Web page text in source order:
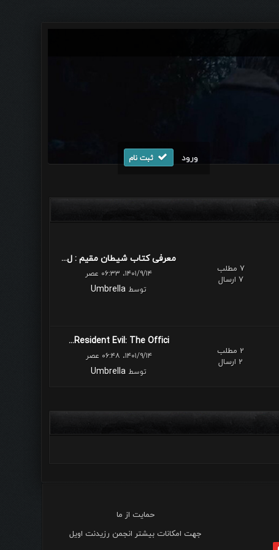
ورود ثبت نام
7 مطلب
7 ارسال
معرفی کتاب شیطان مقیم : ل...
۱۴۰۱/۹/۱۴، ۰۶:۳۳ عصر
توسط Umbrella
2 مطلب
2 ارسال
Resident Evil: The Offici...
۱۴۰۱/۹/۱۴، ۰۶:۴۸ عصر
توسط Umbrella
حمایت از ما
جهت امکانات بیشتر انجمن رزیدنت اویل